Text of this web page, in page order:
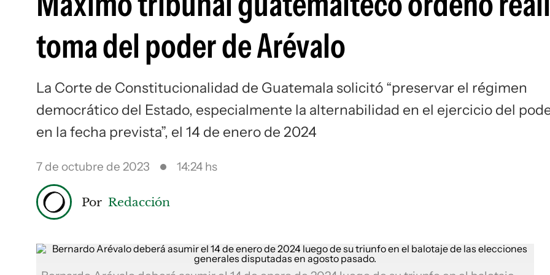
toma del poder de Arévalo
La Corte de Constitucionalidad de Guatemala solicitó “preservar el régimen
democrático del Estado, especialmente la alternabilidad en el ejercicio del
en la fecha prevista”, el 14 de enero de 2024
7 de octubre de 2023 14:24 hs
Por Redacción